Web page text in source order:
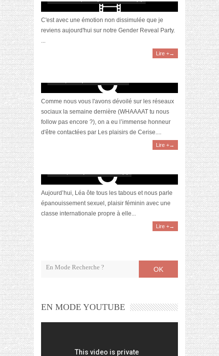
C'est avec une émotion non dissimulée que je
reviens aujourd'hui sur notre Gender Reveal Party.
...
Lire +→
[CONCOURS terminé] Un lot coquin par Les
Comme nous vous l'avons dévoilé sur les réseaux
sociaux la semaine dernière (WHAAAAT tu nous
follow pas encore ?), on a eu l’immense honneur
d'être contactées par Les plaisirs de Cerise....
Lire +→
Aujourd’hui, Léa ôte tous les tabous et nous parle
épanouissement sexuel, plaisir féminin avec une
classe internationale propre à elle...
Lire +→
OK
EN MODE YOUTUBE